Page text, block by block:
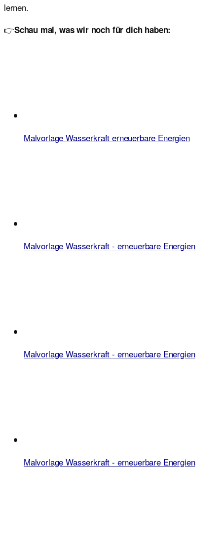
lernen.
👉Schau mal, was wir noch für dich haben:
Malvorlage Wasserkraft erneuerbare Energien
Malvorlage Wasserkraft - erneuerbare Energien
Malvorlage Wasserkraft - erneuerbare Energien
Malvorlage Wasserkraft - erneuerbare Energien